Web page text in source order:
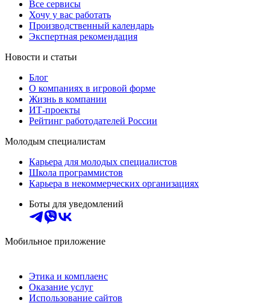
Все сервисы
Хочу у вас работать
Производственный календарь
Экспертная рекомендация
Новости и статьи
Блог
О компаниях в игровой форме
Жизнь в компании
ИТ-проекты
Рейтинг работодателей России
Молодым специалистам
Карьера для молодых специалистов
Школа программистов
Карьера в некоммерческих организациях
Боты для уведомлений
Мобильное приложение
Этика и комплаенс
Оказание услуг
Использование сайтов